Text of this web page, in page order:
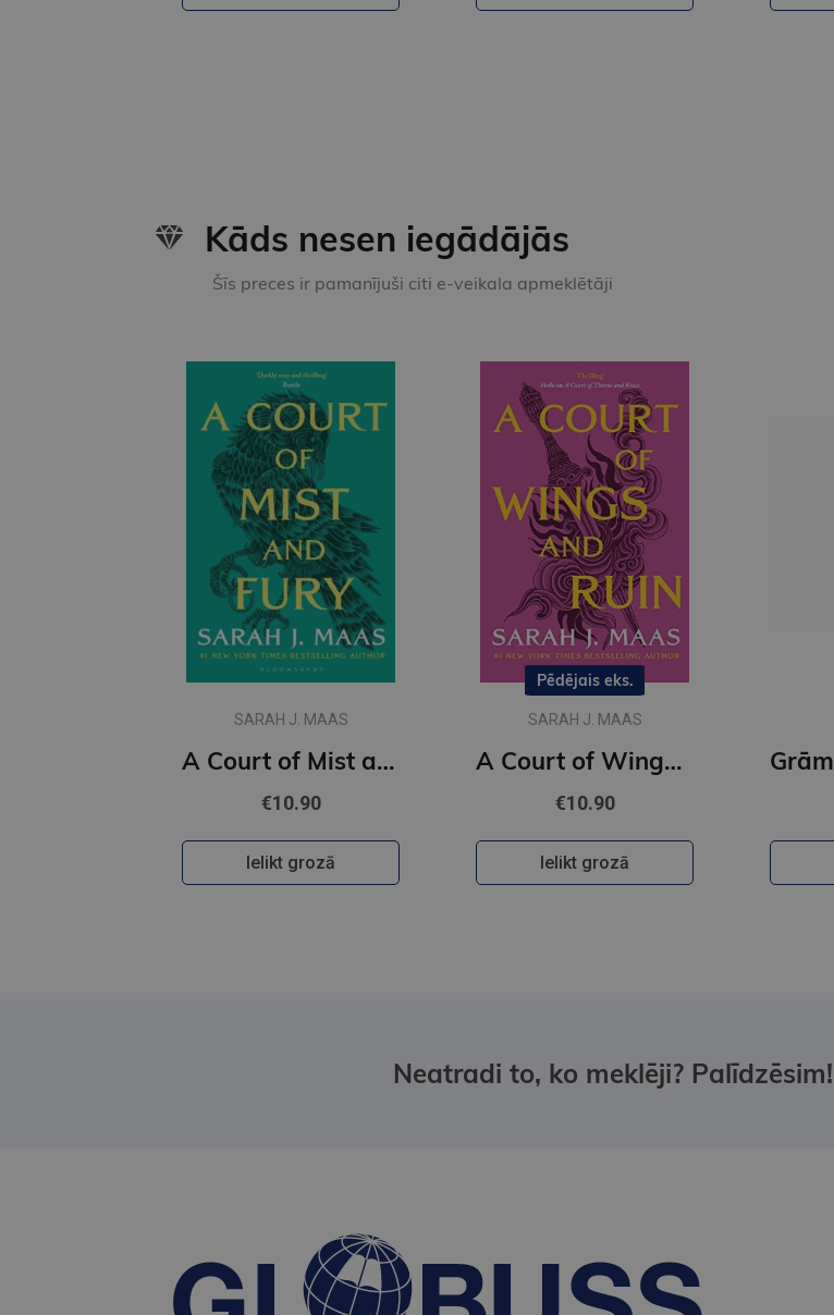
Kāds nesen iegādājās
Šīs preces ir pamanījuši citi e-veikala apmeklētāji
SARAH J. MAAS
A Court of Mist and Fury : 2
€10.90
Ielikt grozā
Pēdējais eks.
SARAH J. MAAS
A Court of Wings and Ruin : 3
€10.90
Ielikt grozā
Neatradi to, ko meklēji? Palīdzēsim!